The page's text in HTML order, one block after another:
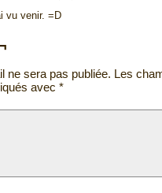
vu venir. =D
ne sera pas publiée. Les
avec *